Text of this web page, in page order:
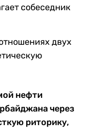
собеседник
двух
нефти
через
риторику,